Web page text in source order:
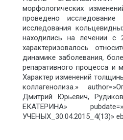
морфологических
проведено
исследования
находились на лечении с
характеризовалось
динамике заболевания,
репаративного процесса и
Характер изменений
коллагенолиза.»
Дмитрий Юрьевич,
ЕКАТЕРИНА»
УЧЕНЫХ_30.04.2015_4(13)»